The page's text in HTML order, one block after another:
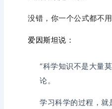
没错，你一个公式都不用
爱因斯坦说：
“科学知识不是大量
论。
学习科学的过程，就